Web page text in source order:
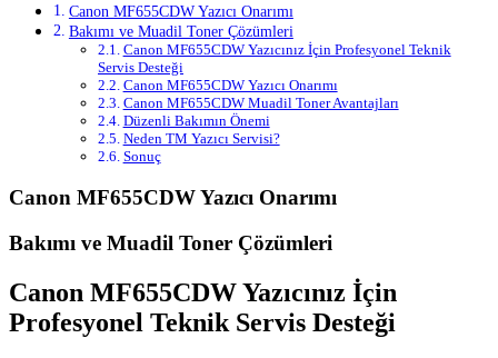
Canon MF655CDW Yazıcı Onarımı
Bakımı ve Muadil Toner Çözümleri
Canon MF655CDW Yazıcınız İçin Profesyonel Teknik
Servis Desteği
Canon MF655CDW Yazıcı Onarımı
Canon MF655CDW Muadil Toner Avantajları
Düzenli Bakımın Önemi
Neden TM Yazıcı Servisi?
Sonuç
Canon MF655CDW Yazıcı Onarımı
Bakımı ve Muadil Toner Çözümleri
Canon MF655CDW Yazıcınız İçin
Profesyonel Teknik Servis Desteği